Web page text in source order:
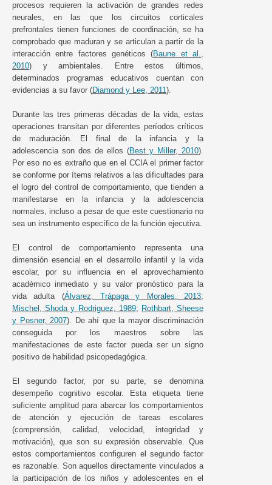
procesos requieren la activación de grandes redes
neurales, en las que los circuitos corticales
prefrontales tienen funciones de coordinación, se ha
comprobado que maduran y se articulan a partir de la
interacción entre factores genéticos (Baune et al.,
2010) y ambientales. Entre estos últimos,
determinados programas educativos cuentan con
evidencias a su favor (Diamond y Lee, 2011).
Durante las tres primeras décadas de la vida, estas
operaciones transitan por diferentes períodos críticos
de maduración. El final de la infancia y la
adolescencia son dos de ellos (Best y Miller, 2010).
Por eso no es extraño que en el CCIA el primer factor
se conforme por ítems relativos a las dificultades para
el logro del control de comportamiento, que tienden a
manifestarse en la infancia y la adolescencia
normales, incluso a pesar de que este cuestionario no
sea un instrumento específico de la función ejecutiva.
El control de comportamiento representa una
dimensión esencial en el desarrollo infantil y la vida
escolar, por su influencia en el aprovechamiento
académico inmediato y su valor pronóstico para la
vida adulta (Álvarez, Trápaga y Morales, 2013;
Mischel, Shoda y Rodriguez, 1989; Rothbart, Sheese
y Posner, 2007). De ahí que la mayor discriminación
conseguida por los maestros sobre las
manifestaciones de este factor pueda ser un signo
positivo de habilidad psicopedagógica.
El segundo factor, por su parte, se denomina
desempeño cognitivo escolar. Esta etiqueta tiene
suficiente amplitud para abarcar los comportamientos
de atención y ejecución de tareas escolares
(comprensión, calidad, velocidad, integridad y
motivación), que son su expresión observable. Que
estos comportamientos configuren el segundo factor
es razonable. Son aquellos directamente vinculados a
la participación de los niños y adolescentes en el